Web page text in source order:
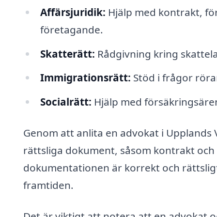
Affärsjuridik: Hjälp med kontrakt,
företagande.
Skatterätt: Rådgivning kring
Immigrationsrätt: Stöd i frågor
Socialrätt: Hjälp med
Genom att anlita en advokat i
rättsliga dokument, såsom kontrakt
dokumentationen är korrekt och
framtiden.